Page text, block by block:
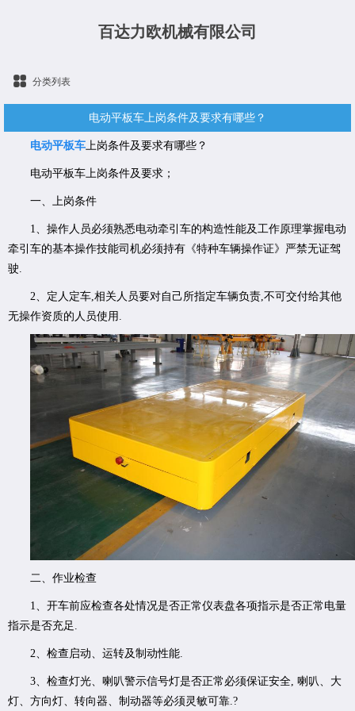
百达力欧机械有限公司
分类列表
电动平板车上岗条件及要求有哪些？
电动平板车 上岗条件及要求有哪些？
电动平板车上岗条件及要求；
一、上岗条件
1、操作人员必须熟悉电动牵引车的构造性能及工作原理掌握电动
牵引车的基本操作技能司机必须持有《特种车辆操作证》严禁无证驾
驶.
2、定人定车,相关人员要对自己所指定车辆负责,不可交付给其他
无操作资质的人员使用.
二、作业检查
1、开车前应检查各处情况是否正常仪表盘各项指示是否正常电量
指示是否充足.
2、检查启动、运转及制动性能.
3、检查灯光、喇叭警示信号灯是否正常必须保证安全, 喇叭、大
灯、方向灯、转向器、制动器等必须灵敏可靠.?